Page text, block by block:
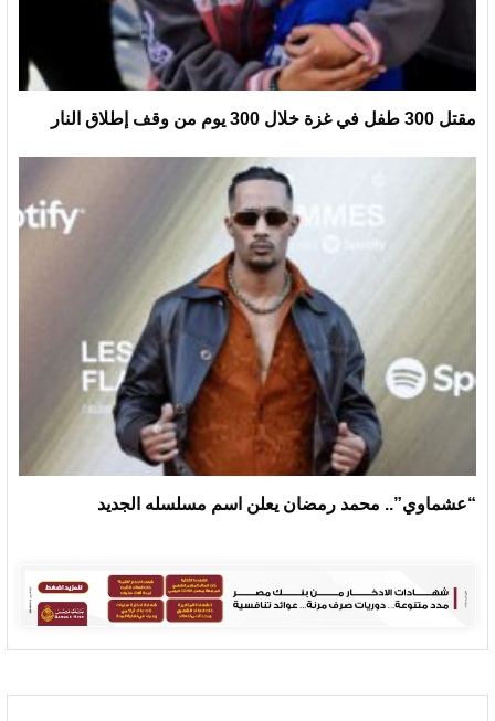
مقتل 300 طفل في غزة خلال 300 يوم من وقف إطلاق النار
“عشماوي”.. محمد رمضان يعلن اسم مسلسله الجديد